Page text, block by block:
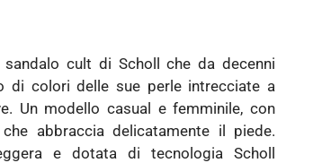
cult di Scholl che da decenni
di colori delle sue perle intrecciate a
Un modello casual e femminile, con
abbraccia delicatamente il piede.
e dotata di tecnologia Scholl